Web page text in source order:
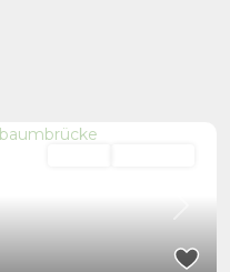
Next